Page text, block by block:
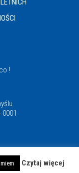
!
0001
Czytaj więcej